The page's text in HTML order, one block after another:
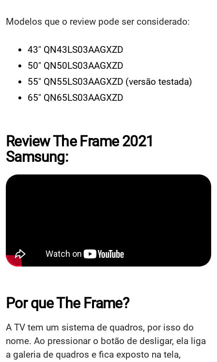
Modelos que o review pode ser considerado:
43" QN43LS03AAGXZD
50" QN50LS03AAGXZD
55" QN55LS03AAGXZD (versão testada)
65" QN65LS03AAGXZD
Review The Frame 2021
Samsung:
Por que The Frame?
A TV tem um sistema de quadros, por isso do
nome. Ao pressionar o botão de desligar, ela liga
a galeria de quadros e fica exposto na tela,